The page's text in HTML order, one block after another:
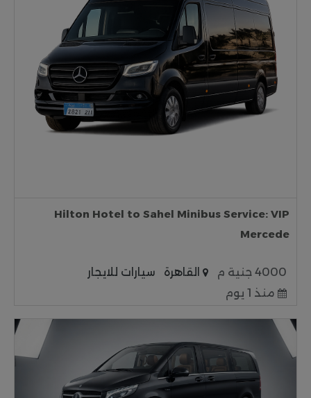
Hilton Hotel to Sahel Minibus Service: VIP
Mercede
4000 جنية م القاهرة
سيارات للايجار
منذ 1 يوم